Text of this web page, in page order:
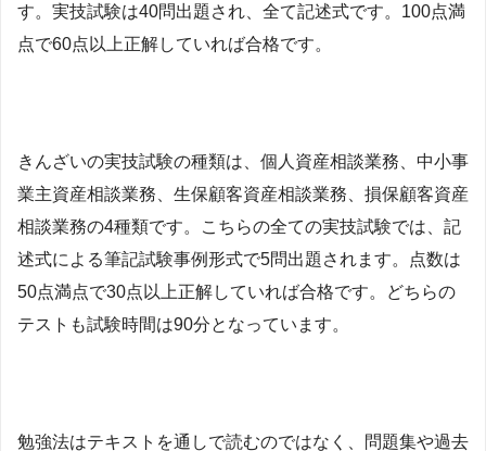
す。 実技試験は40問出題され、全て記述式です。 100点満
点で60点以上正解していれば合格です。
きんざいの実技試験の種類は、 個人資産相談業務、中小事
業主資産相談業務、生保顧客資産相談業務、損保顧客資産
相談業務の4種類です。
こちらの全ての実技試験では、 記
述式による筆記試験事例形式で5問出題されます。点数は
50点満点で30点以上正解していれば合格です。
どちらの
テストも試験時間は90分となっています。
勉強法はテキストを通しで読むのではなく、問題集や過去